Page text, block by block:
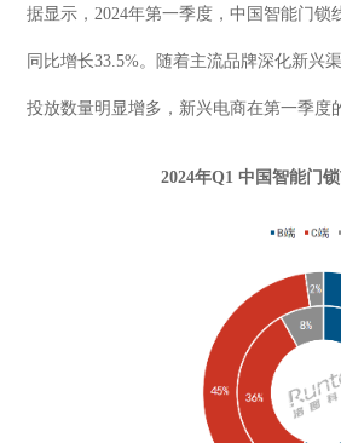
据显示， 2024年第一季度，中国智能门锁
同比增长33.5%。随着主流品牌深化新兴
投放数量明显增多，新兴电商在第一季度
2024年Q1 中国智能门